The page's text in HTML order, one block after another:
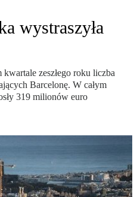
wystraszyła
zeszłego roku liczba
Barcelonę. W całym
319 milionów euro